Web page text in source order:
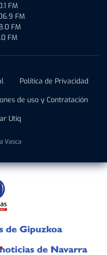
FM
FM
FM
FM
Política de Privacidad
de uso y Contratación
Utiq
Vasca